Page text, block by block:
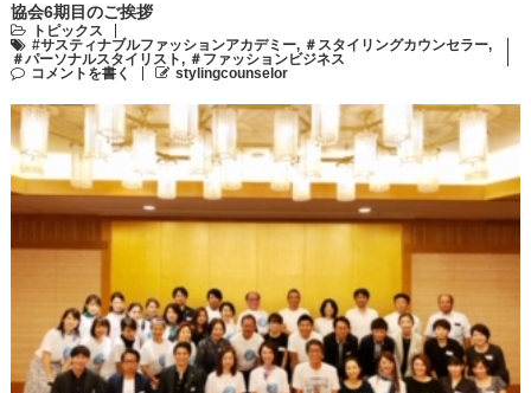
協会6期目のご挨拶
トピックス
#サスティナブルファッションアカデミー, ＃スタイリングカウンセラー,
＃パーソナルスタイリスト, ＃ファッションビジネス
コメントを書く
stylingcounselor